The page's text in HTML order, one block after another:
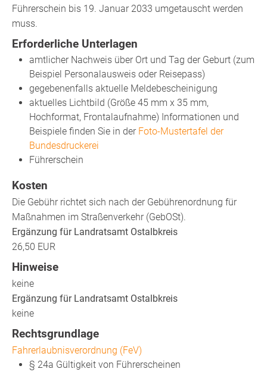
Führerschein bis 19. Januar 2033 umgetauscht werden
muss.
Erforderliche Unterlagen
amtlicher Nachweis über Ort und Tag der Geburt (zum
Beispiel Personalausweis oder Reisepass)
gegebenenfalls aktuelle Meldebescheinigung
aktuelles Lichtbild (Größe 45 mm x 35 mm,
Hochformat, Frontalaufnahme) Informationen und
Beispiele finden Sie in der Foto-Mustertafel der
Bundesdruckerei
Führerschein
Kosten
Die Gebühr richtet sich nach der Gebührenordnung für
Maßnahmen im Straßenverkehr (GebOSt).
Ergänzung für Landratsamt Ostalbkreis
26,50 EUR
Hinweise
keine
Ergänzung für Landratsamt Ostalbkreis
keine
Rechtsgrundlage
Fahrerlaubnisverordnung (FeV)
§ 24a Gültigkeit von Führerscheinen